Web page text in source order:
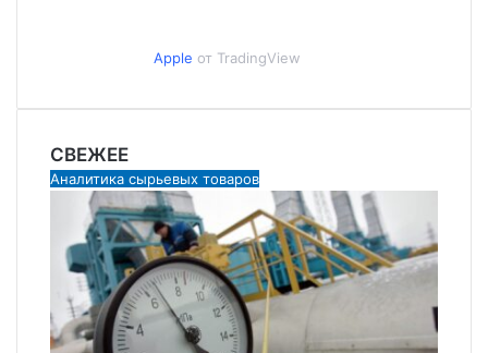
Apple от TradingView
СВЕЖЕЕ
Аналитика сырьевых товаров